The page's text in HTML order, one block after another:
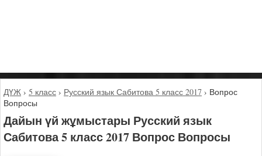
ДҮЖ › 5 класс › Русский язык Сабитова 5 класс 2017 › Вопрос
Вопросы
Дайын үй жұмыстары Русский язык
Сабитова 5 класс 2017 Вопрос Вопросы